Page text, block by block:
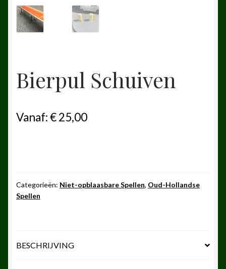
Bierpul Schuiven
Vanaf:€25,00
Categorieën: Niet-opblaasbare Spellen, Oud-Hollandse
Spellen
BESCHRIJVING